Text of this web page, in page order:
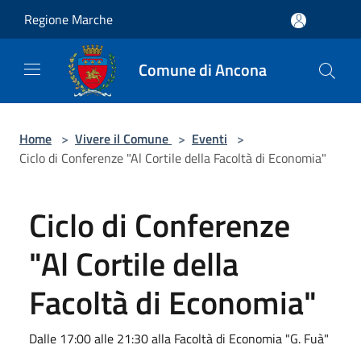
Regione Marche
Comune di Ancona
Home > Vivere il Comune > Eventi >
Ciclo di Conferenze "Al Cortile della Facoltà di Economia"
Ciclo di Conferenze
"Al Cortile della
Facoltà di Economia"
Dalle 17:00 alle 21:30 alla Facoltà di Economia "G. Fuà"